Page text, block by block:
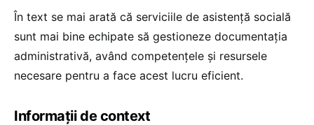
În text se mai arată că serviciile de asistență socială
sunt mai bine echipate să gestioneze documentația
administrativă, având competențele și resursele
necesare pentru a face acest lucru eficient.
Informații de context